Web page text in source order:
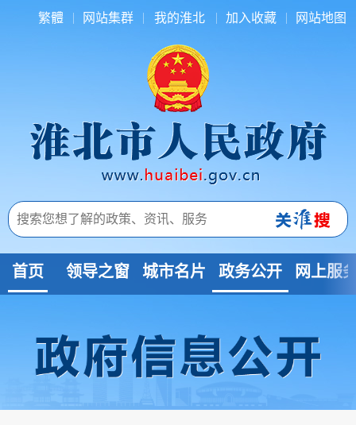
繁體 网站集群 我的淮北 加入收藏 网站地图
首页 领导之窗 城市名片 政务公开 网上服